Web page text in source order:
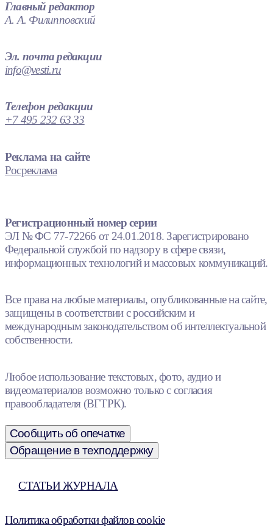
Главный редактор
А. А. Филипповский
Эл. почта редакции
info@vesti.ru
Телефон редакции
+7 495 232 63 33
Реклама на сайте
Росреклама
Регистрационный номер серии
ЭЛ № ФС 77-72266 от 24.01.2018. Зарегистрировано
Федеральной службой по надзору в сфере связи,
информационных технологий и массовых коммуникаций.
Все права на любые материалы, опубликованные на сайте,
защищены в соответствии с российским и
международным законодательством об интеллектуальной
собственности.
Любое использование текстовых, фото, аудио и
видеоматериалов возможно только с согласия
правообладателя (ВГТРК).
Сообщить об опечатке
Обращение в техподдержку
СТАТЬИ ЖУРНАЛА
Политика обработки файлов cookie